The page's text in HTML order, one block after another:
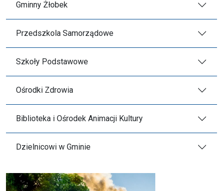
Gminny Żłobek
Przedszkola Samorządowe
Szkoły Podstawowe
Ośrodki Zdrowia
Biblioteka i Ośrodek Animacji Kultury
Dzielnicowi w Gminie